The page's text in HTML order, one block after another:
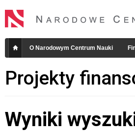
O Narodowym Centrum Nauki
Projekty
Wyniki